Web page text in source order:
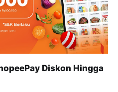
Diskon Hingga